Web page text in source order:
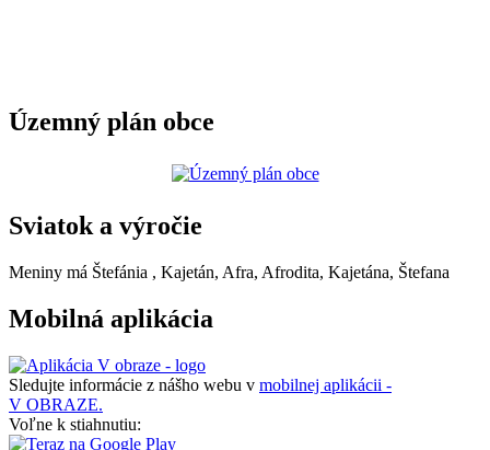
Územný plán obce
Sviatok a výročie
Meniny má Štefánia , Kajetán, Afra, Afrodita, Kajetána, Štefana
Mobilná aplikácia
Sledujte informácie z nášho webu v mobilnej aplikácii -
V OBRAZE.
Voľne k stiahnutiu: